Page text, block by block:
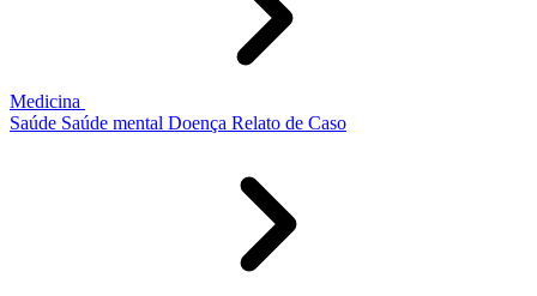
Medicina
Saúde Saúde mental Doença Relato de Caso